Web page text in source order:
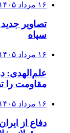
۱۶ مرداد ۱۴۰۵
تصاویر
سپاه
۱۶ مرداد ۱۴۰۵
علم‌الهدی:
مقاومت را
۱۶ مرداد ۱۴۰۵
دفاع از